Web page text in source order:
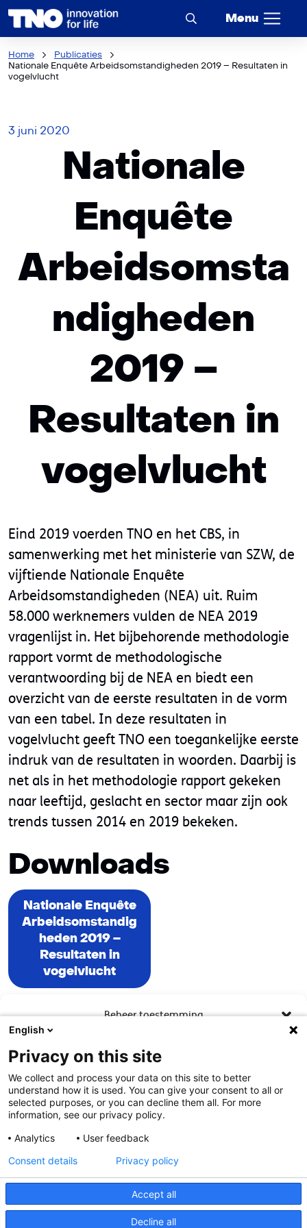
Beheer toestemming
cookies om informatie over je apparaat op te slaan en/of te raadplegen.
surfgedrag of unieke ID's op deze site verwerken. Als je geen toestemming
geeft of uw toestemming intrekt, kan dit een nadelige invloed hebben op
bepaalde functies en mogelijkheden.
Accepteren
Weiger
Bekijk voorkeuren
Menu
Home
Publicaties
Nationale Enquête Arbeidsomstandigheden 2019 – Resultaten in
vogelvlucht
Nationale
Enquête
Arbeidsomsta
ndigheden
2019 –
Resultaten in
vogelvlucht
3 juni 2020
Eind 2019 voerden TNO en het CBS, in
samenwerking met het ministerie van SZW, de
vijftiende Nationale Enquête
Arbeidsomstandigheden (NEA) uit. Ruim
58.000 werknemers vulden de NEA 2019
vragenlijst in. Het bijbehorende methodologie
rapport vormt de methodologische
verantwoording bij de NEA en biedt een
overzicht van de eerste resultaten in de vorm
van een tabel. In deze resultaten in
vogelvlucht geeft TNO een toegankelijke eerste
indruk van de resultaten in woorden. Daarbij is
net als in het methodologie rapport gekeken
naar leeftijd, geslacht en sector maar zijn ook
trends tussen 2014 en 2019 bekeken.
Downloads
Nationale Enquête
Arbeidsomstandig
heden 2019 –
Resultaten in
vogelvlucht
Contact
English
Privacy on this site
We collect and process your data on this site to better
understand how it is used. You can give your consent to all or
selected purposes, or you can decline them all. For more
information, see our privacy policy.
Analytics
User feedback
Accept all
Decline all
Consent details Privacy policy